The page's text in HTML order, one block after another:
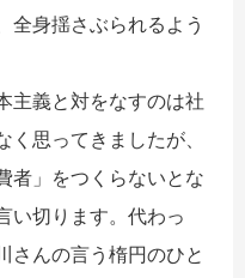
全身揺さぶられるよう
主義と対をなすのは社
思ってきましたが、
者」をつくらないとな
い切ります。代わっ
さんの言う楕円のひと